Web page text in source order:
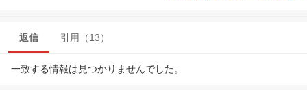
返信 引用（13）
一致する情報は見つかりませんでした。